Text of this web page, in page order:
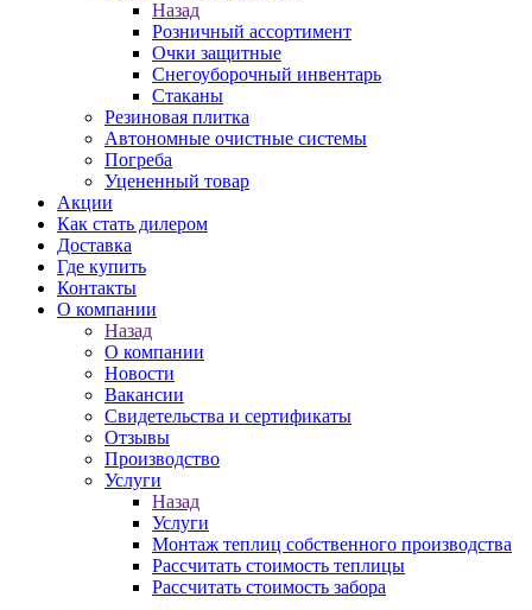
Назад
Розничный ассортимент
Очки защитные
Снегоуборочный инвентарь
Стаканы
Резиновая плитка
Автономные очистные системы
Погреба
Уцененный товар
Акции
Как стать дилером
Доставка
Где купить
Контакты
О компании
Назад
О компании
Новости
Вакансии
Свидетельства и сертификаты
Отзывы
Производство
Услуги
Назад
Услуги
Монтаж теплиц собственного производства
Рассчитать стоимость теплицы
Рассчитать стоимость забора